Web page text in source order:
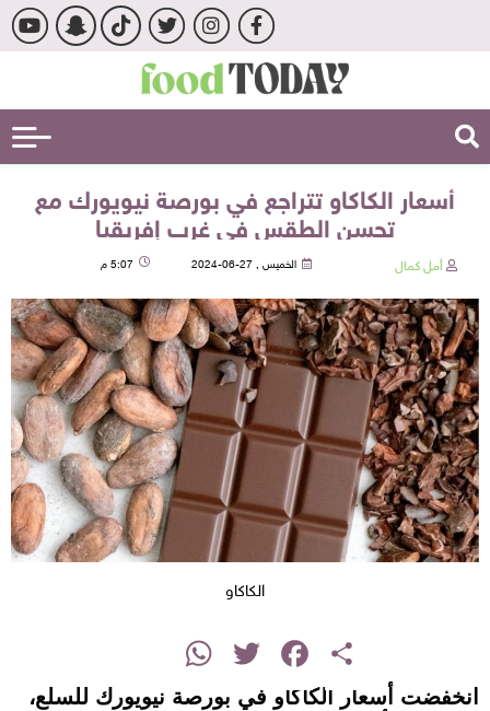
أسعار الكاكاو تتراجع في بورصة نيويورك مع
تحسن الطقس في غرب إفريقيا
أمل كمال الخميس , 27-06-2024 5:07 م
الكاكاو
Share
Facebook
Twitter
WhatsApp
انخفضت أسعار الكاكاو في بورصة نيويورك للسلع،